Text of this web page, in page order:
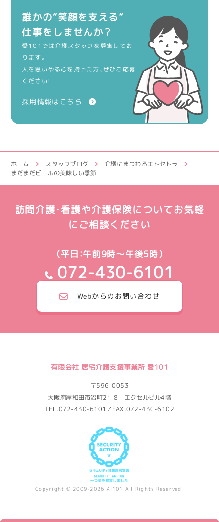
誰かの“笑顔を支える”
仕事をしませんか？
愛101では介護スタッフを募集してお
ります。
人を思いやる心を持った方、ぜひご応募
ください！
採用情報はこちら
ホーム スタッフブログ
介護にまつわるエトセトラ
まだまだビールの美味しい季節
訪問介護・看護や介護保険についてお気軽
にご相談ください
（平日：午前9時～午後5時）
072-430-6101
Webからのお問い合わせ
有限会社 居宅介護支援事業所 愛101
〒596-0053
大阪府岸和田市沼町21-8 エクセルビル4階
TEL.072-430-6101／FAX.072-430-6102
Copyright © 2009-2026 AI101 All Rights Reserved.